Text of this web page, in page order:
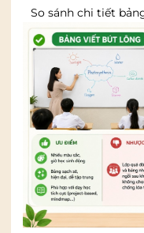
So sánh chi tiết